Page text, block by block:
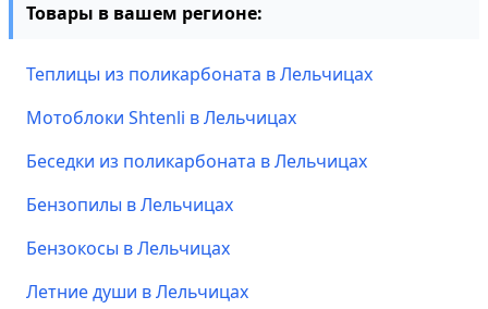
Товары в вашем регионе:
Теплицы из поликарбоната в Лельчицах
Мотоблоки Shtenli в Лельчицах
Беседки из поликарбоната в Лельчицах
Бензопилы в Лельчицах
Бензокосы в Лельчицах
Летние души в Лельчицах